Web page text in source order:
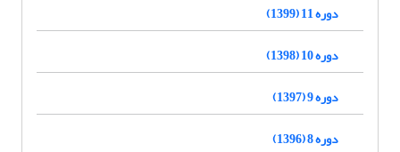
دوره 11 (1399)
دوره 10 (1398)
دوره 9 (1397)
دوره 8 (1396)